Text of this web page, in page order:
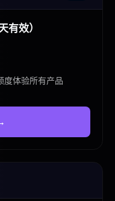
效）
体验所有产品